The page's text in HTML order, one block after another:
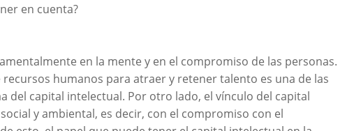
en cuenta?
en la mente y en el compromiso de las personas.
humanos para atraer y retener talento es una de las
del capital intelectual. Por otro lado, el vínculo del capital
y ambiental, es decir, con el compromiso con el